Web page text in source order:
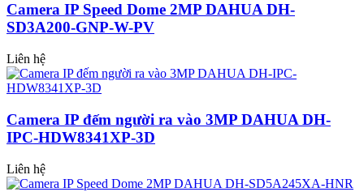
Camera IP Speed Dome 2MP DAHUA DH-
SD3A200-GNP-W-PV
Liên hệ
Camera IP đếm người ra vào 3MP DAHUA DH-
IPC-HDW8341XP-3D
Liên hệ